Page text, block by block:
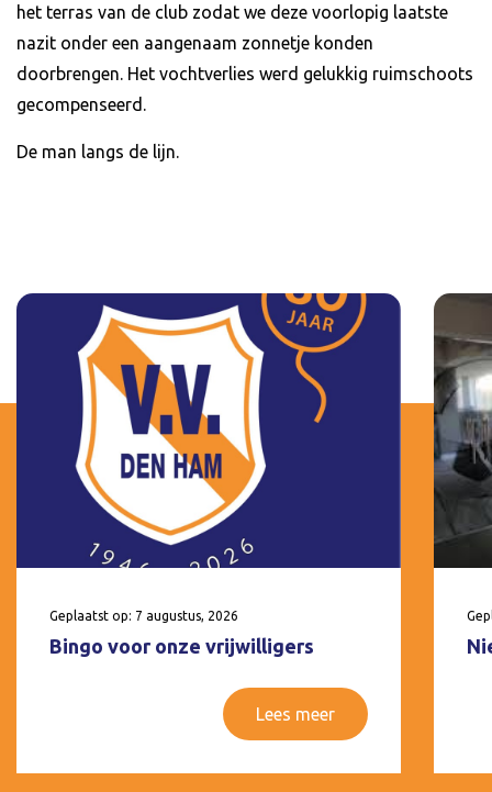
het terras van de club zodat we deze voorlopig laatste
nazit onder een aangenaam zonnetje konden
doorbrengen. Het vochtverlies werd gelukkig ruimschoots
gecompenseerd.
De man langs de lijn.
Geplaatst op: 7 augustus, 2026
Bingo voor onze vrijwilligers
Lees meer